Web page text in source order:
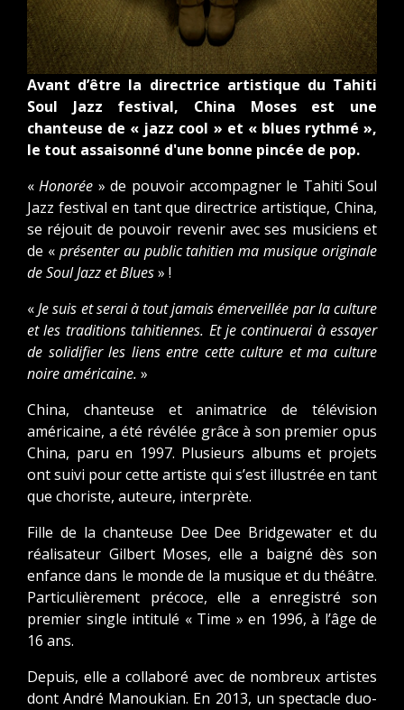
Avant d’être la directrice artistique du Tahiti
Soul Jazz festival, China Moses est une
chanteuse de « jazz cool » et « blues rythmé »,
le tout assaisonné d'une bonne pincée de pop.
«Honorée » de pouvoir accompagner le Tahiti Soul
Jazz festival en tant que directrice artistique, China,
se réjouit de pouvoir revenir avec ses musiciens et
de « présenter au public tahitien ma musique originale
de Soul Jazz et Blues» !
«Je suis et serai à tout jamais émerveillée par la culture
et les traditions tahitiennes. Et je continuerai à essayer
de solidifier les liens entre cette culture et ma culture
noire américaine. »
China, chanteuse et animatrice de télévision
américaine, a été révélée grâce à son premier opus
China, paru en 1997. Plusieurs albums et projets
ont suivi pour cette artiste qui s’est illustrée en tant
que choriste, auteure, interprète.
Fille de la chanteuse Dee Dee Bridgewater et du
réalisateur Gilbert Moses, elle a baigné dès son
enfance dans le monde de la musique et du théâtre.
Particulièrement précoce, elle a enregistré son
premier single intitulé « Time » en 1996, à l’âge de
16 ans.
Depuis, elle a collaboré avec de nombreux artistes
dont André Manoukian. En 2013, un spectacle duo-